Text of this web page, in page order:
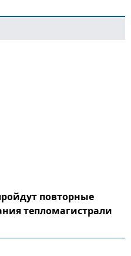
повторные
тепломагистрали